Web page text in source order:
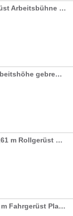
Alugerüst 10 m Rollgerüst Arbeitsbühne 5,7 m² Fläche Arbeitshöhe faltbares Raumgerüst Rollbock Alu
Treppengerüst 9,1 m Arbeitshöhe gebremste Lenkrollen TÜV Traglast 200kg/m² Alu Rollgerüst Baugerüst
Universal-Fahrgerüst 8,61 m Rollgerüst Malergerüst breite Ausführung Gerüsthöhe 8,61 m
Handwerkergerüst 9,25 m Fahrgerüst Plattform 1,80 x 0,60 m Arbeitshöhe 9,25 m Rollgerüst Malergerüst